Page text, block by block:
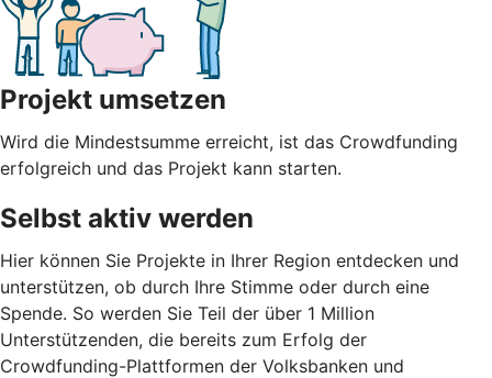
Projekt umsetzen
Wird die Mindestsumme erreicht, ist das Crowdfunding
erfolgreich und das Projekt kann starten.
Selbst aktiv werden
Hier können Sie Projekte in Ihrer Region entdecken und
unterstützen, ob durch Ihre Stimme oder durch eine
Spende. So werden Sie Teil der über 1 Million
Unterstützenden, die bereits zum Erfolg der
Crowdfunding-Plattformen der Volksbanken und